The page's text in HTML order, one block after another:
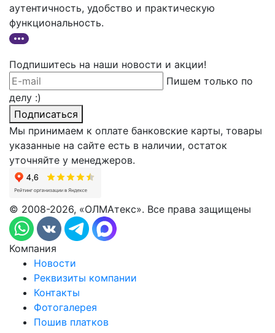
аутентичность, удобство и практическую
функциональность.
Подпишитесь на наши новости и акции!
Пишем только по
делу :)
Подписаться
Мы принимаем к оплате банковские карты, товары
указанные на сайте есть в наличии, остаток
уточняйте у менеджеров.
© 2008-2026, «ОЛМАтекс». Все права защищены
Компания
Новости
Реквизиты компании
Контакты
Фотогалерея
Пошив платков